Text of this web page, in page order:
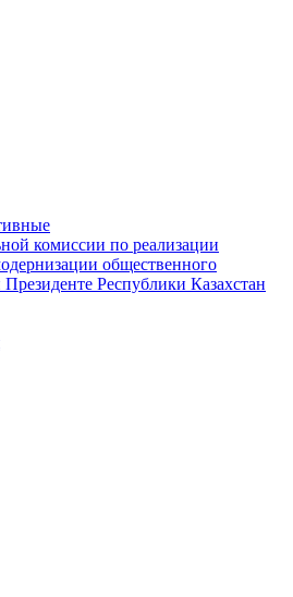
комиссии по реализации
общественного
Республики Казахстан